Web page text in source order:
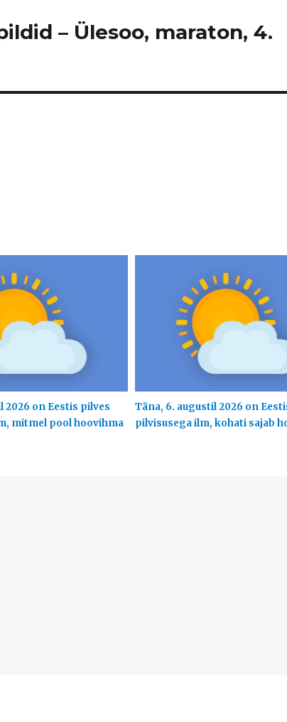
– Ülesoo, maraton, 4.
2026 on Eestis pilves
mitmel pool hoovihma
Täna, 6. augustil 2026 on
pilvisusega ilm, kohati sajab